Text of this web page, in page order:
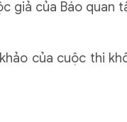
giả của Báo quan
của cuộc thi